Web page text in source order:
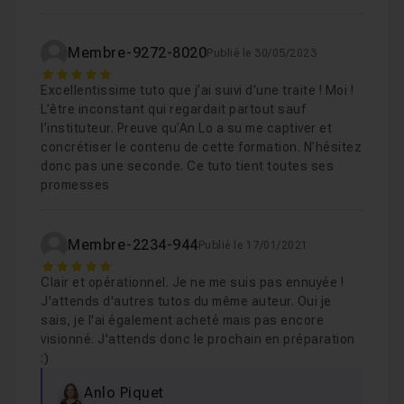
Membre-9272-8020Publié le 30/05/2023
5
Excellentissime tuto que j’ai suivi d’une traite ! Moi !
L’être inconstant qui regardait partout sauf
l’instituteur. Preuve qu’An Lo a su me captiver et
concrétiser le contenu de cette formation. N’hésitez
donc pas une seconde. Ce tuto tient toutes ses
promesses
Membre-2234-944 Publié le 17/01/2021
5
Clair et opérationnel. Je ne me suis pas ennuyée !
J'attends d'autres tutos du même auteur. Oui je
sais, je l'ai également acheté mais pas encore
visionné. J'attends donc le prochain en préparation
:)
Anlo Piquet